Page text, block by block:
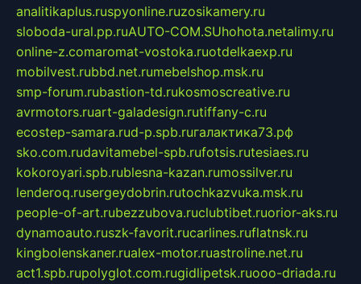
analitikaplus.ruspyonline.ruzosikamery.ru
sloboda-ural.pp.ruAUTO-COM.SUhohota.netalimy.ru
online-z.comaromat-vostoka.ruotdelkaexp.ru
mobilvest.rubbd.net.rumebelshop.msk.ru
smp-forum.rubastion-td.rukosmoscreative.ru
avrmotors.ruart-galadesign.rutiffany-c.ru
ecostep-samara.rud-p.spb.ruгалактика73.рф
sko.com.rudavitamebel-spb.rufotsis.rutesiaes.ru
kokoroyari.spb.rublesna-kazan.rumossilver.ru
lenderoq.rusergeydobrin.rutochkazvuka.msk.ru
people-of-art.rubezzubova.ruclubtibet.ruorior-aks.ru
dynamoauto.ruszk-favorit.rucarlines.ruflatnsk.ru
kingbolenskaner.rualex-motor.ruastroline.net.ru
act1.spb.rupolyglot.com.rugidlipetsk.ruooo-driada.ru